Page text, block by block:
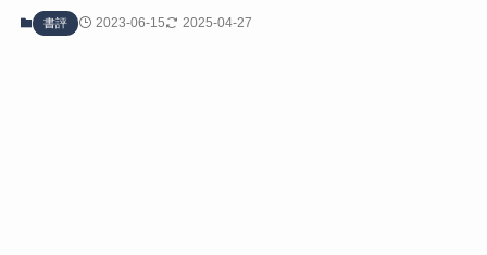
書評 2023-06-15 2025-04-27